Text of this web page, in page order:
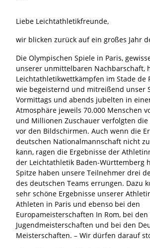
Liebe Leichtathletikfreunde,
wir blicken zurück auf ein großes Jahr
Die Olympischen Spiele in Paris,
unserer unmittelbaren Nachbarschaft,
Leichtathletikwettkämpfen im Stade de
wie begeisternd und mitreißend unser
Vormittags und abends jubelten in
Atmosphäre jeweils 70.000 Menschen
und Millionen Zuschauer verfolgten
vor den Bildschirmen. Auch wenn die
deutschen Nationalmannschaft nicht
kann, ragen die Ergebnisse der
der Leichtathletik Baden-Württemberg
Spitze haben unsere Teilnehmer drei
des deutschen Teams errungen. Dazu
sehr schöne Ergebnisse unserer
Athleten in Paris und ebenso bei den
Europameisterschaften In Rom, bei
Jugendmeisterschaften und bei den
Meisterschaften. – Wir dürfen darauf